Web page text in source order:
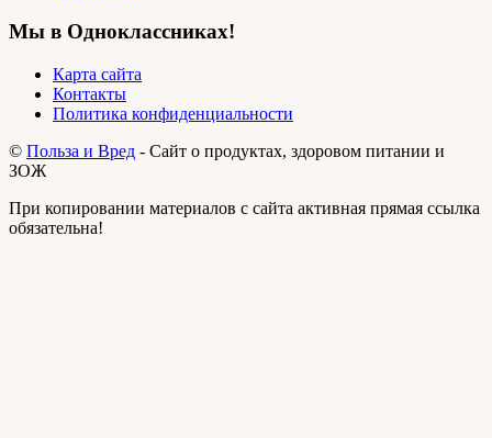
Мы в Одноклассниках!
Карта сайта
Контакты
Политика конфиденциальности
© Польза и Вред - Сайт о продуктах, здоровом питании и
ЗОЖ
При копировании материалов с сайта активная прямая ссылка
обязательна!